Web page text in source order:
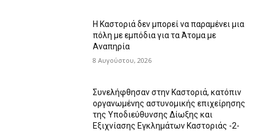
Η Καστοριά δεν μπορεί να παραμένει μια
πόλη με εμπόδια για τα Άτομα με
Αναπηρία
8 Αυγούστου, 2026
Συνελήφθησαν στην Καστοριά, κατόπιν
οργανωμένης αστυνομικής επιχείρησης
της Υποδιεύθυνσης Δίωξης και
Εξιχνίασης Εγκλημάτων Καστοριάς -2-